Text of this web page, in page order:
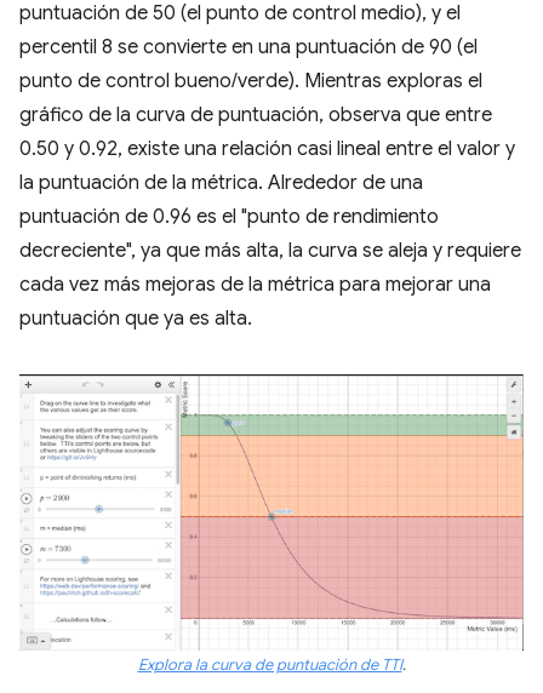
puntuación de 50 (el punto de control medio), y el
percentil 8 se convierte en una puntuación de 90 (el
punto de control bueno/verde). Mientras exploras el
gráfico de la curva de puntuación, observa que entre
0.50 y 0.92, existe una relación casi lineal entre el valor y
la puntuación de la métrica. Alrededor de una
puntuación de 0.96 es el "punto de rendimiento
decreciente", ya que más alta, la curva se aleja y requiere
cada vez más mejoras de la métrica para mejorar una
puntuación que ya es alta.
Explora la curva de puntuación de TTI.